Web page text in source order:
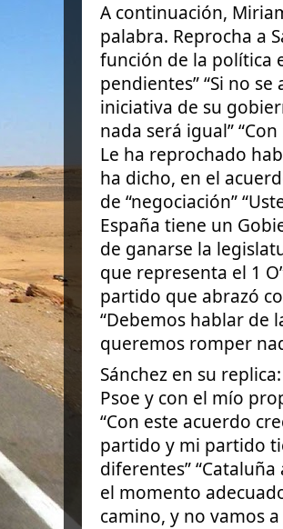
A continuación,
palabra. Reprocha a
función de la política
pendientes” “Si no
iniciativa de su
nada será igual”
Le ha reprochado
ha dicho, en el
de “negociación”
España tiene un
de ganarse la
que representa el 1
partido que abrazó
“Debemos hablar de
queremos romper
Sánchez en su
Psoe y con el mío
“Con este acuerdo
partido y mi partido
diferentes”
el momento
camino, y no vamos